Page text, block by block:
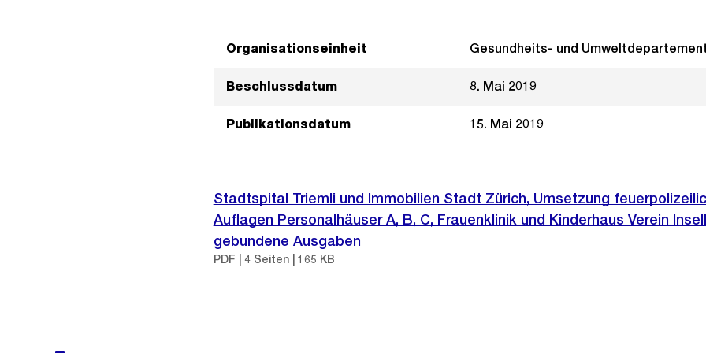
Organisationseinheit Gesundheits- und
Beschlussdatum 8. Mai 2019
Publikationsdatum 15. Mai 2019
Stadtspital Triemli und Immobilien Stadt Zürich, Umsetzung
Auflagen Personalhäuser A, B, C, Frauenklinik und Kinderhaus Verein
gebundene Ausgaben
PDF | 4 Seiten | 165 KB